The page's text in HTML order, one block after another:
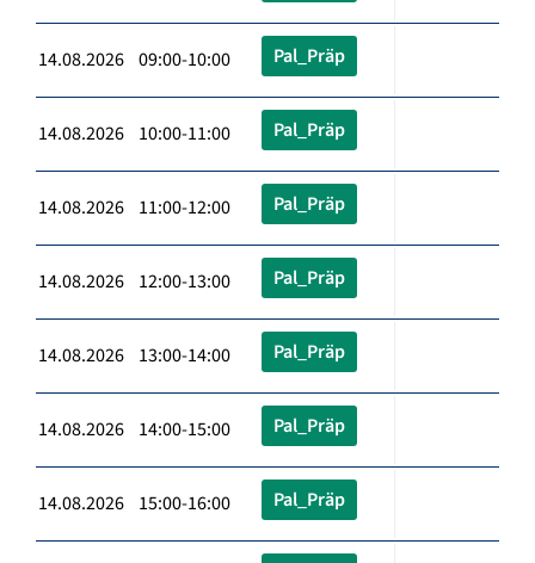
14.08.2026 09:00-10:00 Pal_Präp
14.08.2026 10:00-11:00 Pal_Präp
14.08.2026 11:00-12:00 Pal_Präp
14.08.2026 12:00-13:00 Pal_Präp
14.08.2026 13:00-14:00 Pal_Präp
14.08.2026 14:00-15:00 Pal_Präp
14.08.2026 15:00-16:00 Pal_Präp